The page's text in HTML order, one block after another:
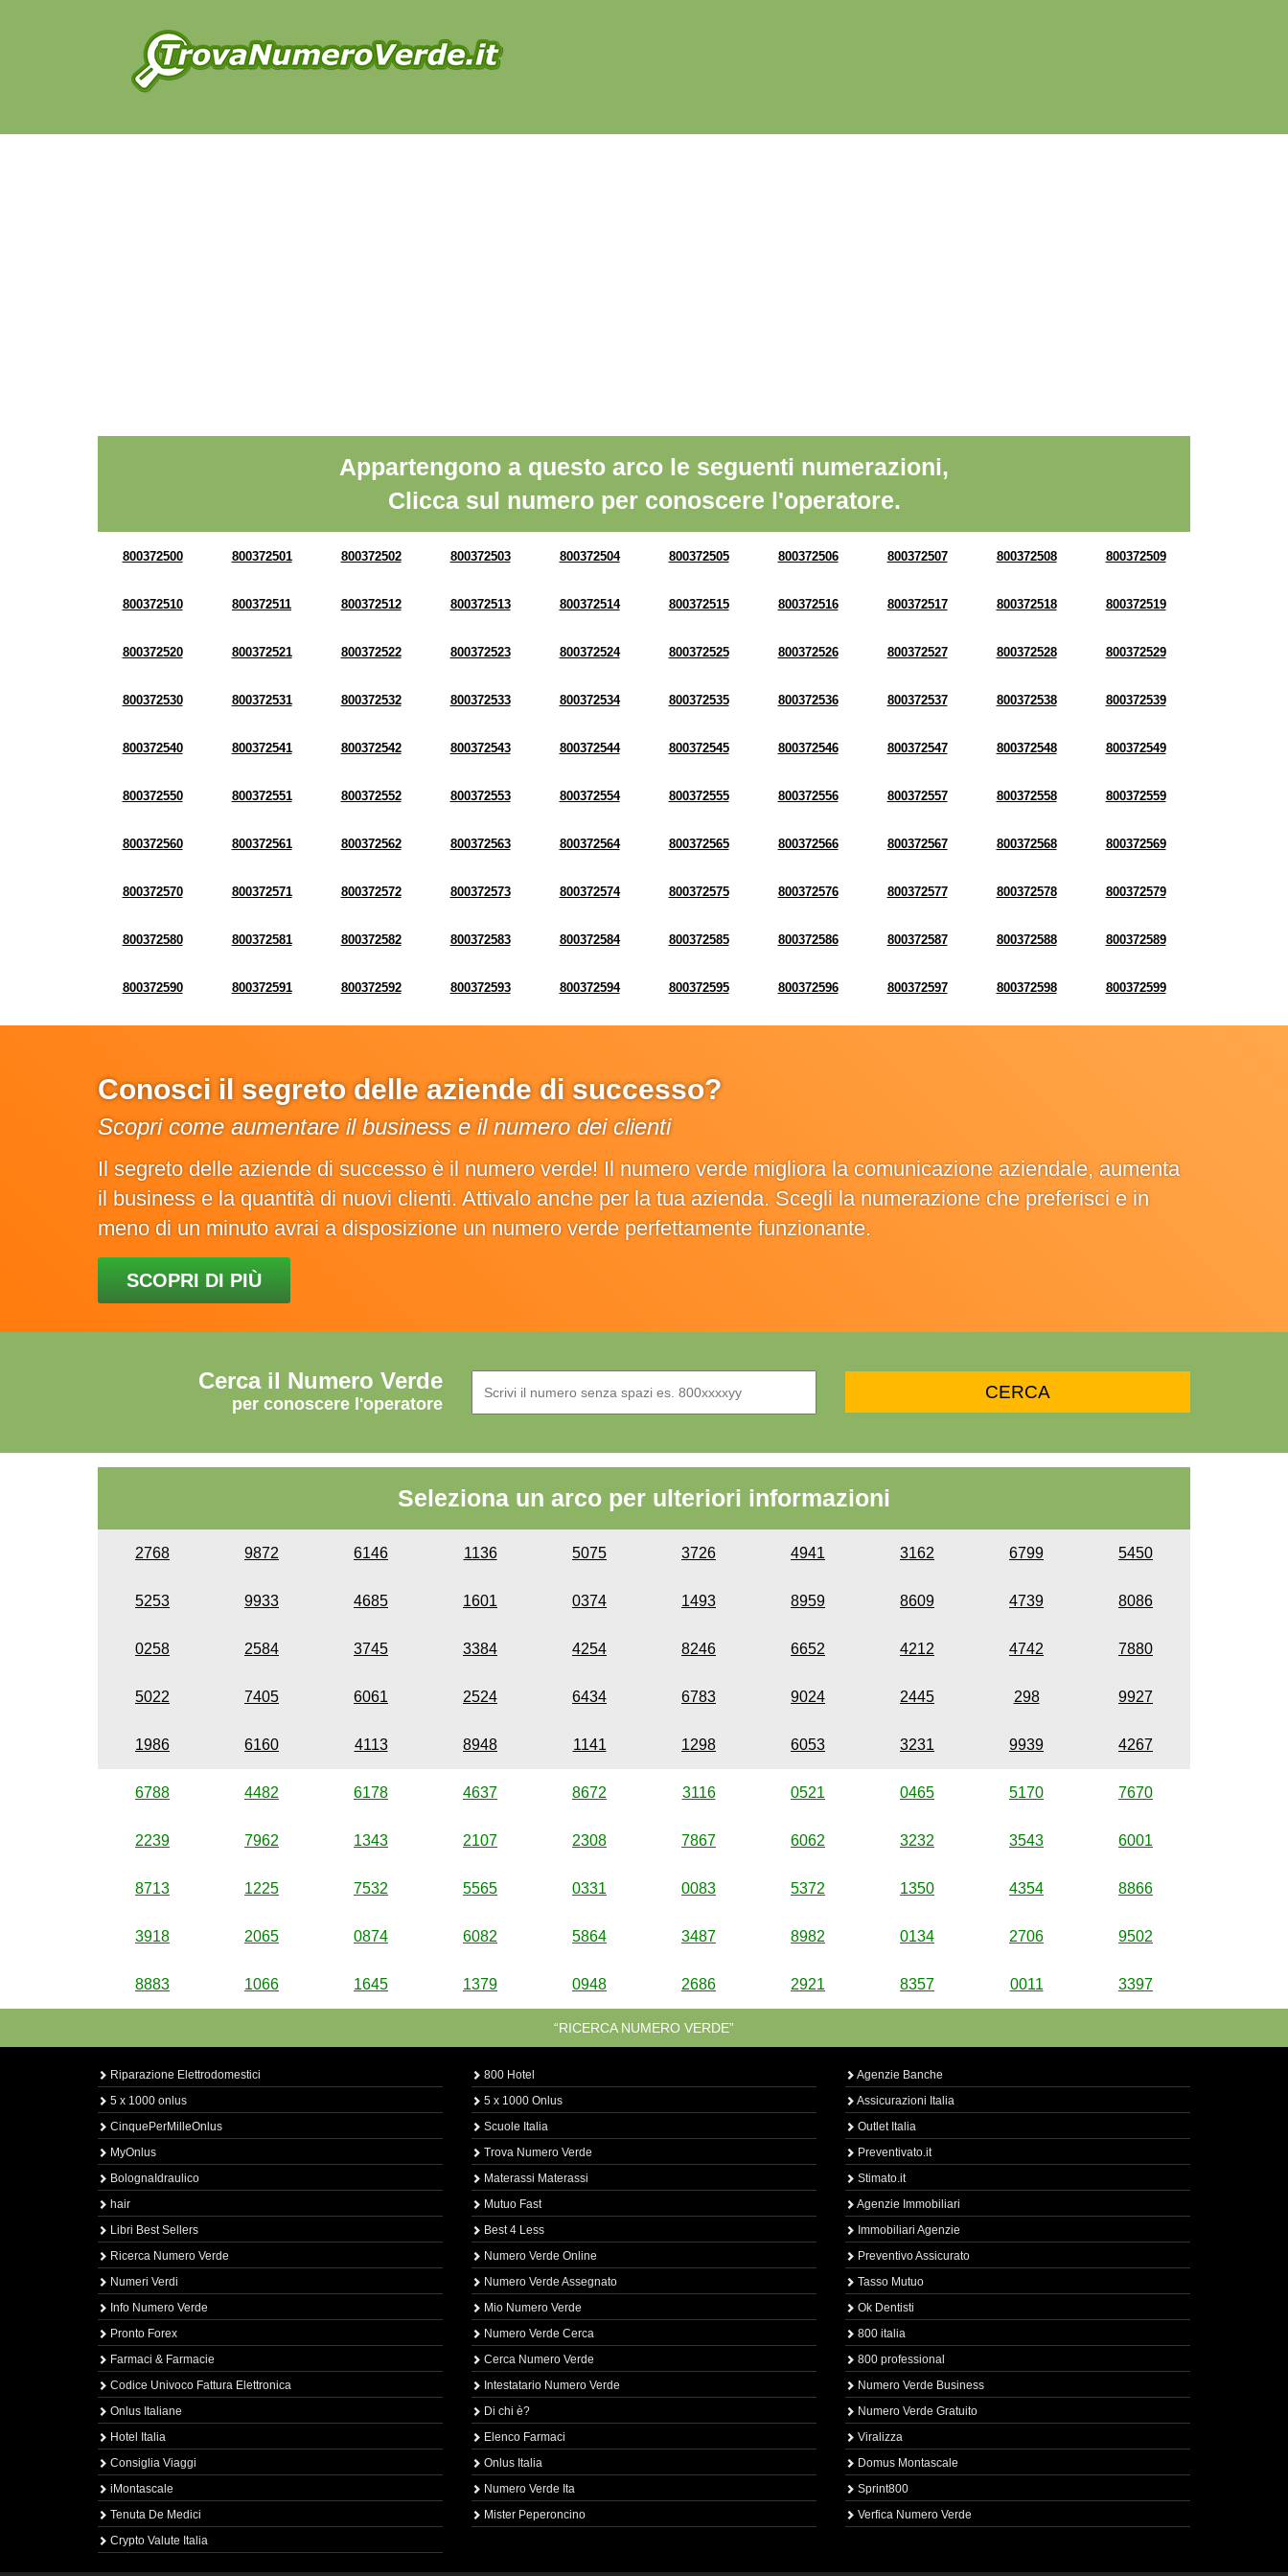
Appartengono a questo arco le seguenti numerazioni,
Clicca sul numero per conoscere l'operatore.
800372500 800372501 800372502 800372503 800372504 800372505 800372506 800372507 800372508 800372509
800372510 800372511 800372512 800372513 800372514 800372515 800372516 800372517 800372518 800372519
800372520 800372521 800372522 800372523 800372524 800372525 800372526 800372527 800372528 800372529
800372530 800372531 800372532 800372533 800372534 800372535 800372536 800372537 800372538 800372539
800372540 800372541 800372542 800372543 800372544 800372545 800372546 800372547 800372548 800372549
800372550 800372551 800372552 800372553 800372554 800372555 800372556 800372557 800372558 800372559
800372560 800372561 800372562 800372563 800372564 800372565 800372566 800372567 800372568 800372569
800372570 800372571 800372572 800372573 800372574 800372575 800372576 800372577 800372578 800372579
800372580 800372581 800372582 800372583 800372584 800372585 800372586 800372587 800372588 800372589
800372590 800372591 800372592 800372593 800372594 800372595 800372596 800372597 800372598 800372599
Conosci il segreto delle aziende di successo?
Scopri come aumentare il business e il numero dei clienti
Il segreto delle aziende di successo è il numero verde! Il numero verde migliora la comunicazione aziendale, aumenta
il business e la quantità di nuovi clienti. Attivalo anche per la tua azienda. Scegli la numerazione che preferisci e in
meno di un minuto avrai a disposizione un numero verde perfettamente funzionante.
SCOPRI DI PIÙ
Cerca il Numero Verde
per conoscere l'operatore
Seleziona un arco per ulteriori informazioni
2768 9872 6146 1136 5075 3726 4941 3162 6799 5450
5253 9933 4685 1601 0374 1493 8959 8609 4739 8086
0258 2584 3745 3384 4254 8246 6652 4212 4742 7880
5022 7405 6061 2524 6434 6783 9024 2445 298 9927
1986 6160 4113 8948 1141 1298 6053 3231 9939 4267
6788 4482 6178 4637 8672 3116 0521 0465 5170 7670
2239 7962 1343 2107 2308 7867 6062 3232 3543 6001
8713 1225 7532 5565 0331 0083 5372 1350 4354 8866
3918 2065 0874 6082 5864 3487 8982 0134 2706 9502
8883 1066 1645 1379 0948 2686 2921 8357 0011 3397
“RICERCA NUMERO VERDE”
Riparazione Elettrodomestici
5 x 1000 onlus
CinquePerMilleOnlus
MyOnlus
BolognaIdraulico
hair
Libri Best Sellers
Ricerca Numero Verde
Numeri Verdi
Info Numero Verde
Pronto Forex
Farmaci & Farmacie
Codice Univoco Fattura Elettronica
Onlus Italiane
Hotel Italia
Consiglia Viaggi
iMontascale
Tenuta De Medici
Crypto Valute Italia
800 Hotel
5 x 1000 Onlus
Scuole Italia
Trova Numero Verde
Materassi Materassi
Mutuo Fast
Best 4 Less
Numero Verde Online
Numero Verde Assegnato
Mio Numero Verde
Numero Verde Cerca
Cerca Numero Verde
Intestatario Numero Verde
Di chi è?
Elenco Farmaci
Onlus Italia
Numero Verde Ita
Mister Peperoncino
Agenzie Banche
Assicurazioni Italia
Outlet Italia
Preventivato.it
Stimato.it
Agenzie Immobiliari
Immobiliari Agenzie
Preventivo Assicurato
Tasso Mutuo
Ok Dentisti
800 italia
800 professional
Numero Verde Business
Numero Verde Gratuito
Viralizza
Domus Montascale
Sprint800
Verfica Numero Verde